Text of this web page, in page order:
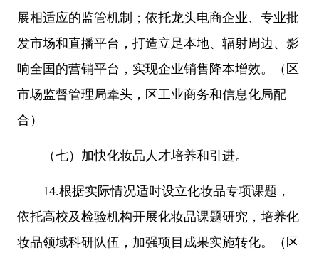
展相适应的监管机制；依托龙头电商企业、专业批
发市场和直播平台，打造立足本地、辐射周边、影
响全国的营销平台，实现企业销售降本增效。（区
市场监督管理局牵头，区工业商务和信息化局配
合）
（七）加快化妆品人才培养和引进。
14.根据实际情况适时设立化妆品专项课题，
依托高校及检验机构开展化妆品课题研究，培养化
妆品领域科研队伍，加强项目成果实施转化。（区